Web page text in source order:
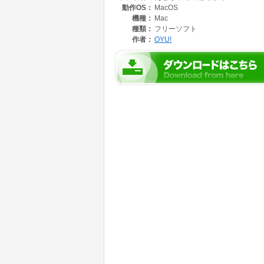
でもちょっとおぎょうぎがわるくって、時々
そんなある夜、ふとだれかがよんでいる声
すてていたくつしたの"クー"でした。
動作OS： MacOS
機種： Mac
種類： フリーソフト
作者： OYU!